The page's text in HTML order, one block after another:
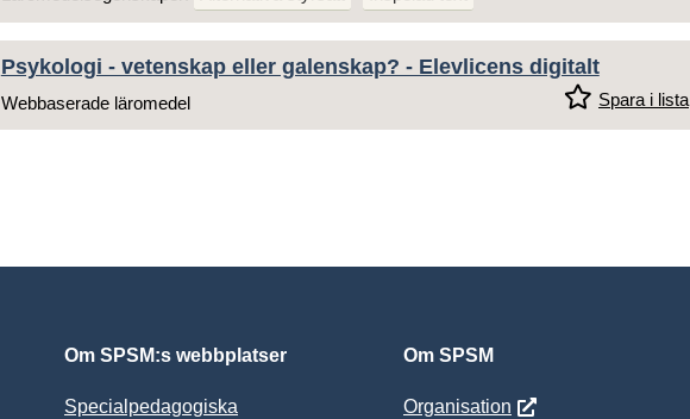
Psykologi - vetenskap eller galenskap? - Elevlicens digitalt
Spara i lista
Webbaserade läromedel
Om SPSM:s webbplatser
Specialpedagogiska
Om SPSM
Organisation